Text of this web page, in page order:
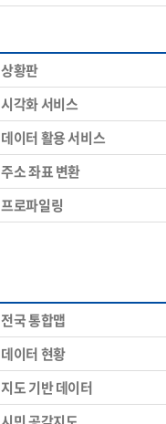
상황판
시각화 서비스
데이터 활용 서비스
주소 좌표 변환
프로파일링
전국 통합맵
데이터 현황
지도 기반 데이터